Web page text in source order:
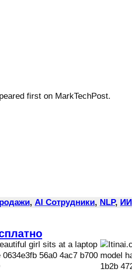
first on MarkTechPost.
, AI Сотрудники, NLP, ИИ